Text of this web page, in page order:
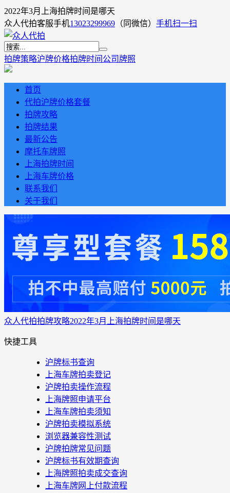
2022年3月上海拍牌时间是哪天
众人代拍客服手机13023299969 （同微信） 手机扫一扫
拍牌策略沪牌价格拍牌时间 公司牌照
首页
代拍沪牌价格套餐
拍牌攻略
拍牌结果
最新公告
摩托车牌照
上海拍牌时间
上海车牌价格
联系我们
关于我们
众人代拍拍牌攻略2022年3月上海拍牌时间是哪天
快捷工具
沪牌标书查询
上海车牌拍卖登记
沪牌拍卖操作流程
上海牌照申请平台
上海车牌拍卖须知
沪牌拍卖模拟系统
浏览器兼容性测试
沪牌拍牌常见问题
沪牌标书有效期查询
上海牌照拍卖成交查询
上海车牌网上付款流程